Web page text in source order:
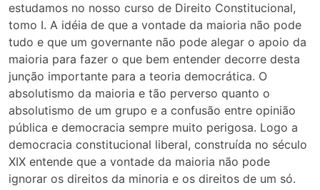
estudamos no nosso curso de Direito Constitucional,
tomo I. A idéia de que a vontade da maioria não pode
tudo e que um governante não pode alegar o apoio da
maioria para fazer o que bem entender decorre desta
junção importante para a teoria democrática. O
absolutismo da maioria e tão perverso quanto o
absolutismo de um grupo e a confusão entre opinião
pública e democracia sempre muito perigosa. Logo a
democracia constitucional liberal, construída no século
XIX entende que a vontade da maioria não pode
ignorar os direitos da minoria e os direitos de um só.